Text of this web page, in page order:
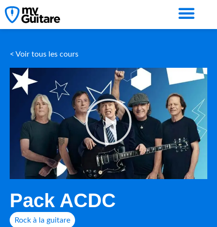
< Voir tous les cours
Pack ACDC
Rock à la guitare